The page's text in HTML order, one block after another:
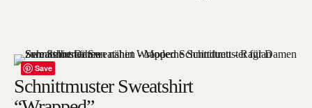
Save
Schnittmuster Sweatshirt